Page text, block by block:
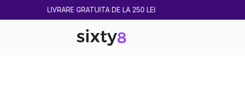
2 CUMPĂRATE = 1 CADOU